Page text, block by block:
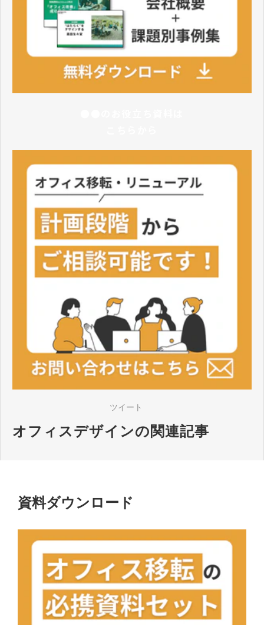
ツイート
オフィスデザインの関連記事
資料ダウンロード